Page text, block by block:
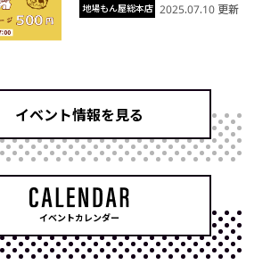
地場もん屋総本店 2025.07.10 更新
イベント情報を見る
イベントカレンダー